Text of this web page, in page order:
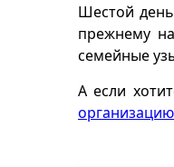
Шестой
прежнему
семейные
А если